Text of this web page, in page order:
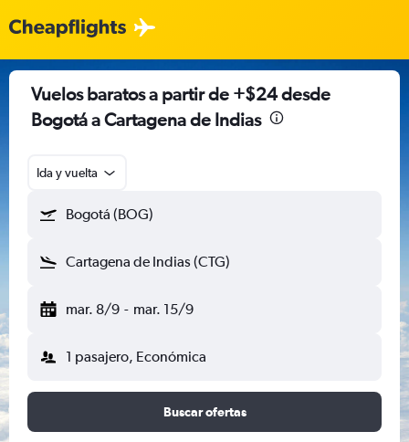
Vuelos baratos a partir de +$24 desde
Bogotá a Cartagena de Indias
Ida y vuelta
Bogotá (BOG)
Cartagena de Indias (CTG)
mar. 8/9 - mar. 15/9
1 pasajero, Económica
Buscar ofertas